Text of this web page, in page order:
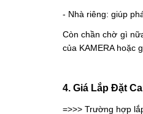
- Nhà riêng: giúp
Còn chần chờ gì
của KAMERA hoặc
4. Giá Lắp Đặt
=>>> Trường hợp